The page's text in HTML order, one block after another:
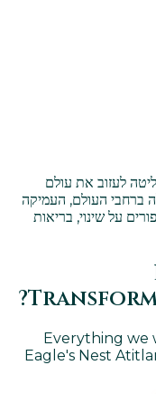
לעזוב את עולם
ברחבי העולם, העמיקה
על שינוי, בריאות
Everything we
Eagle's Nest